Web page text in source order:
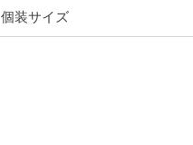
個装サイズ